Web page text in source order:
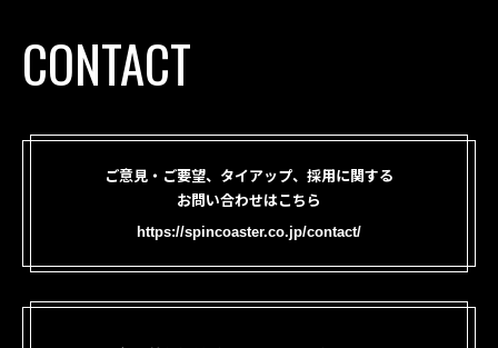
CONTACT
ご意見・ご要望、タイアップ、採用に関する
お問い合わせはこちら
https://spincoaster.co.jp/contact/